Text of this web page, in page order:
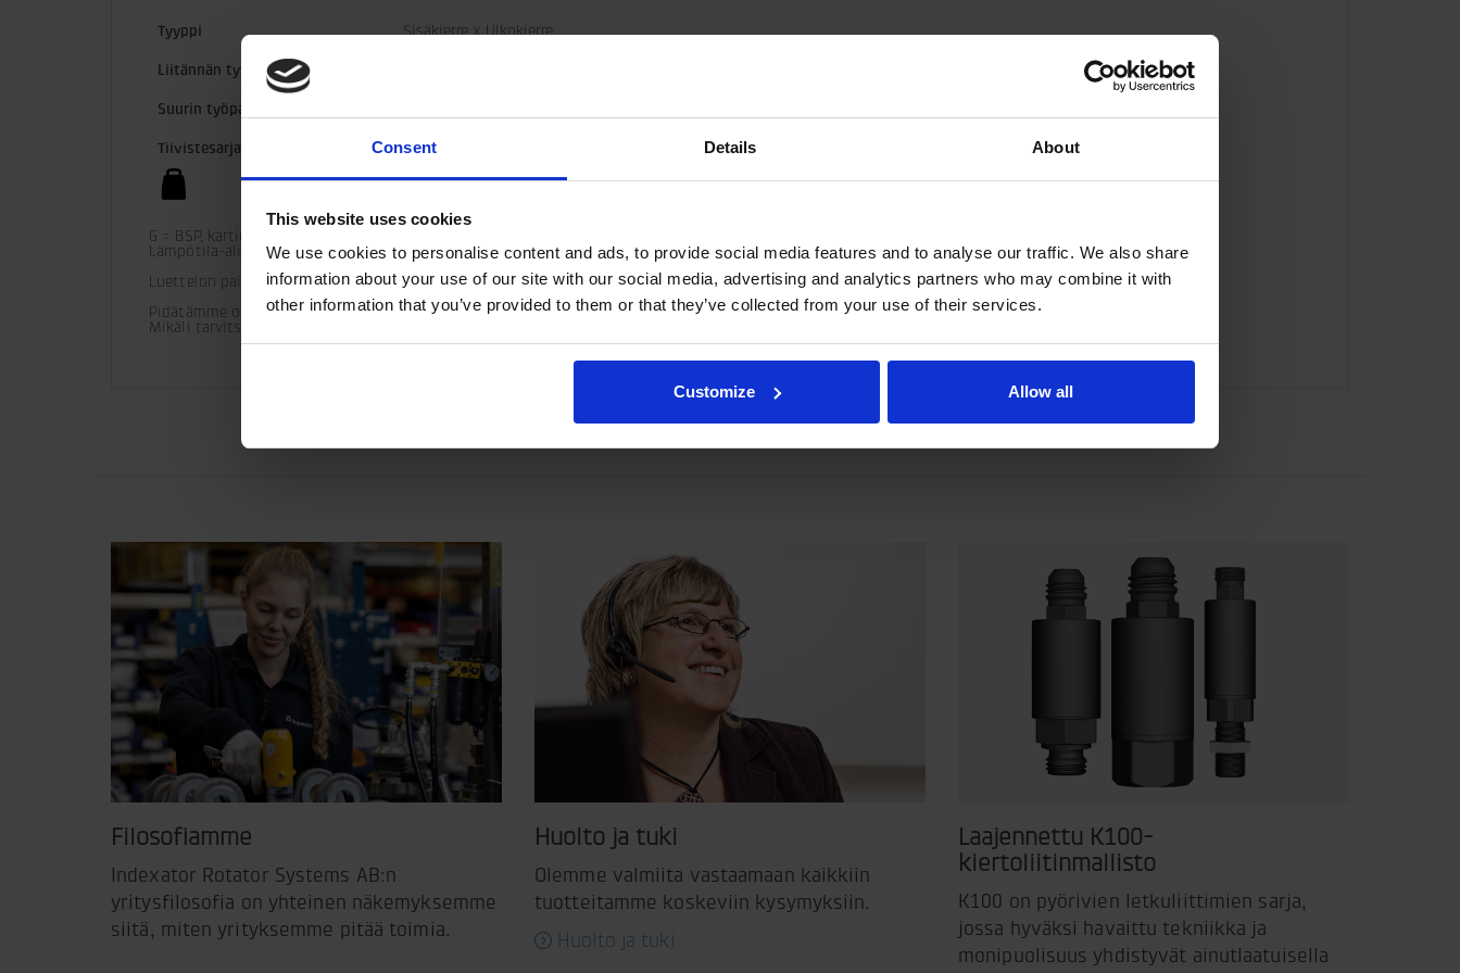
Consent Details About
This website uses cookies
We use cookies to personalise content and ads, to provide social media features and to analyse our traffic. We also share
information about your use of our site with our social media, advertising and analytics partners who may combine it with
other information that you’ve provided to them or that they’ve collected from your use of their services.
Customize Allow all
Tyyppi Sisäkierre x Ulkokierre
Liitännän tyyppi
Suurin työpaine
Tiivistesarja 6002517
1,03 kg
G = BSP, kartio 60°
Lämpötila-alue (vakio) = -30 °C - +100 °C
Luettelon painearvot ovat viitteellisiä.
Pidätämme oikeuden tuotemuutoksiin.
Mikäli tarvitset lisää teknisiä tietoja asennuksesta tai hydrauliikan liitännöistä, lähetä sähköpostia osoitteeseen rotator@indexator.com
Filosofiamme
Indexator Rotator Systems AB:n
yritysfilosofia on yhteinen näkemyksemme
siitä, miten yrityksemme pitää toimia.
Huolto ja tuki
Olemme valmiita vastaamaan kaikkiin
tuotteitamme koskeviin kysymyksiin.
Huolto ja tuki
Laajennettu K100-
kiertoliitinmallisto
K100 on pyörivien letkuliittimien sarja,
jossa hyväksi havaittu tekniikka ja
monipuolisuus yhdistyvät ainutlaatuisella